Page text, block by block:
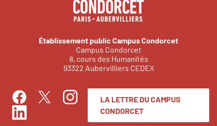
Établissement public Campus Condorcet
Campus Condorcet
8, cours des Humanités
93322 Aubervilliers CEDEX
FacebookTwitterInstagram
LinkedIn
LA LETTRE DU CAMPUS
CONDORCET